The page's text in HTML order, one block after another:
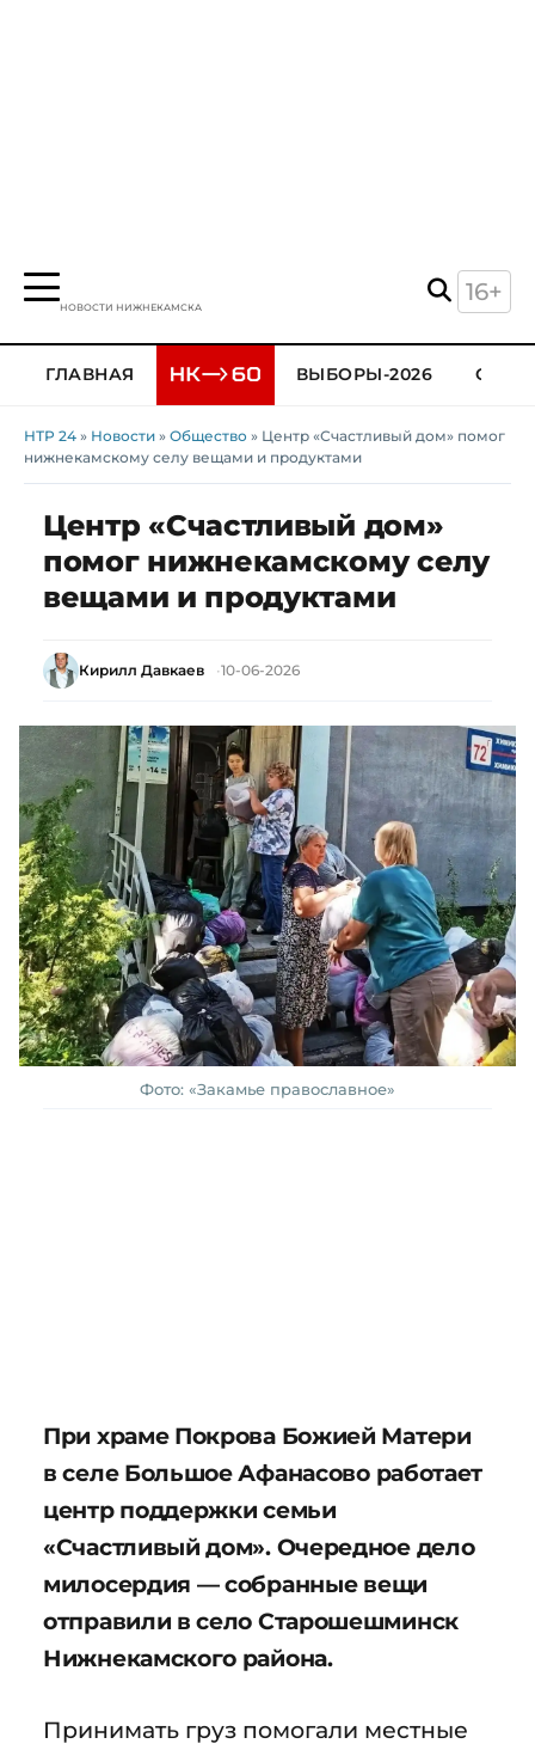
НОВОСТИ НИЖНЕКАМСКА
16+
ГЛАВНАЯ ВЫБОРЫ-2026
НТР 24 » Новости » Общество » Центр «Счастливый дом» помог
нижнекамскому селу вещами и продуктами
Центр «Счастливый дом»
помог нижнекамскому селу
вещами и продуктами
Кирилл Давкаев 10-06-2026
Фото: «Закамье православное»
При храме Покрова Божией Матери
в селе Большое Афанасово работает
центр поддержки семьи
«Счастливый дом». Очередное дело
милосердия — собранные вещи
отправили в село Старошешминск
Нижнекамского района.
Принимать груз помогали местные